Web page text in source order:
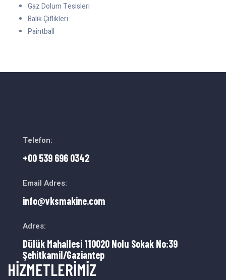
Gaz Dolum Tesisleri
Balık Çiflikleri
Paintball
Telefon:
+00 539 696 0342
Email Adres:
info@vksmakine.com
Adres:
Dülük Mahallesi 110020 Nolu Sokak No:39
Şehitkamil/Gaziantep
HİZMETLERİMİZ